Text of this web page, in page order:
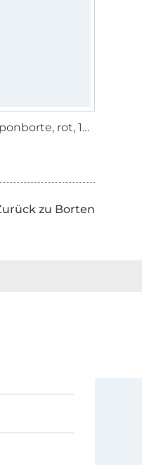
Mini Pomponborte, rot, 10 mm
zu Borten